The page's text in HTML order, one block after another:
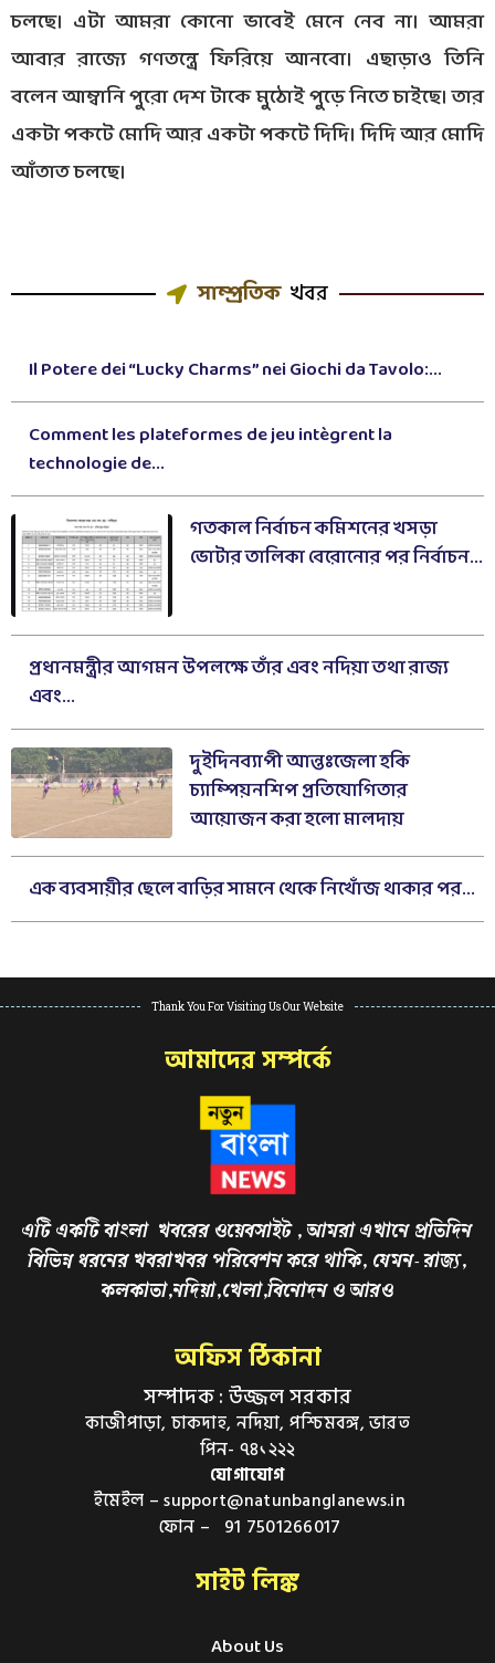
চলছে। এটা আমরা কোনো ভাবেই মেনে নেব না। আমরা
আবার রাজ্যে গণতন্ত্রে ফিরিয়ে আনবো। এছাড়াও তিনি
বলেন আম্বানি পুরো দেশ টাকে মুঠোই পুড়ে নিতে চাইছে। তার
একটা পকটে মোদি আর একটা পকটে দিদি। দিদি আর মোদি
আঁতাত চলছে।
সাম্প্রতিক খবর
Il Potere dei “Lucky Charms” nei Giochi da Tavolo:...
Comment les plateformes de jeu intègrent la
technologie de...
গতকাল নির্বাচন কমিশনের খসড়া
ভোটার তালিকা বেরোনোর পর নির্বাচন...
প্রধানমন্ত্রীর আগমন উপলক্ষে তাঁর এবং নদিয়া তথা রাজ্য
এবং...
দুইদিনব্যাপী আন্তঃজেলা হকি
চ্যাম্পিয়নশিপ প্রতিযোগিতার
আয়োজন করা হলো মালদায়
এক ব্যবসায়ীর ছেলে বাড়ির সামনে থেকে নিখোঁজ থাকার পর...
Thank You For Visiting Us Our Website
আমাদের সম্পর্কে
এটি একটি বাংলা খবরের ওয়েবসাইট , আমরা এখানে প্রতিদিন
বিভিন্ন ধরনের খবরাখবর পরিবেশন করে থাকি, যেমন- রাজ্য,
কলকাতা,নদিয়া,খেলা,বিনোদন ও আরও
অফিস ঠিকানা
সম্পাদক : উজ্জল সরকার
কাজীপাড়া, চাকদাহ, নদিয়া, পশ্চিমবঙ্গ, ভারত
পিন- ৭৪১২২২
যোগাযোগ
ইমেইল – support@natunbanglanews.in
ফোন – 91 7501266017
সাইট লিঙ্ক
About Us